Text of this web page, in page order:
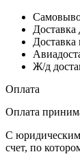
Доставка
Ж/д
Оплата
Оплата
С юридическим
счет, по